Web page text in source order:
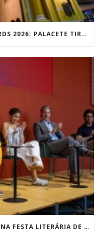
ROBB REPORT DESIGN AWARDS 2026: PALACETE TIRACHAPÉU VENCE PRÊMIO NACIONAL DE DESIGN NA CATEGORIA MELHOR PROJETO PARA A CULTURA
CASA PATRIMÔNIO ESTREIA NA FESTA LITERÁRIA DE PARATY COM SUCESSO DE PÚBLICO E RECEBE QUASE 2 MIL PESSOAS